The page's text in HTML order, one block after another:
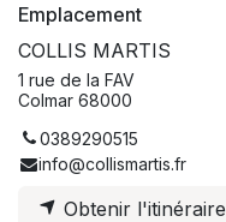
Emplacement
COLLIS MARTIS
1 rue de la FAV
Colmar 68000
0389290515
info@collismartis.fr
Obtenir l'itinéraire